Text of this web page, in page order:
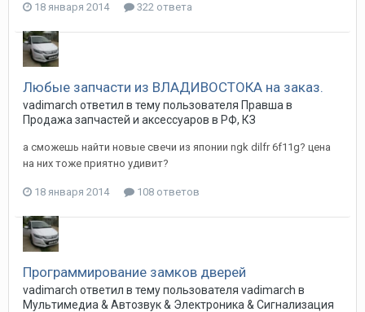
18 января 2014 322 ответа
Любые запчасти из ВЛАДИВОСТОКА на заказ.
vadimarch ответил в тему пользователя Правша в
Продажа запчастей и аксессуаров в РФ, КЗ
а сможешь найти новые свечи из японии ngk dilfr 6f11g? цена
на них тоже приятно удивит?
18 января 2014 108 ответов
Программирование замков дверей
vadimarch ответил в тему пользователя vadimarch в
Мультимедиа & Автозвук & Электроника & Сигнализация